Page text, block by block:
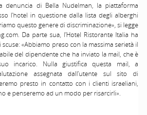
denuncia di Bella Nudelman, la piattaforma
l’hotel in questione dalla lista degli alberghi
questo genere di discriminazione», si legge
Da parte sua, l’Hotel Ristorante Italia ha
«Abbiamo preso con la massima serietà il
del dipendente che ha inviato la mail, che è
incarico. Nulla giustifica questa mail, a
assegnata dall’utente sul sito di
presto in contatto con i clienti israeliani,
e penseremo ad un modo per risarcirli».